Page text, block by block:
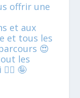
offrir une
et aux
et tous les
😍
les
🤪